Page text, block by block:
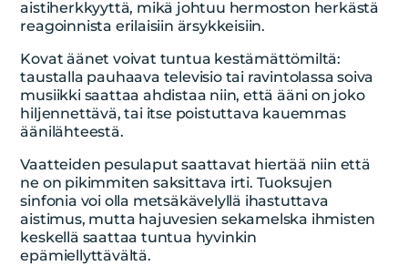
aistiherkkyyttä, mikä johtuu hermoston herkästä
reagoinnista erilaisiin ärsykkeisiin.
Kovat äänet voivat tuntua kestämättömiltä:
taustalla pauhaava televisio tai ravintolassa soiva
musiikki saattaa ahdistaa niin, että ääni on joko
hiljennettävä, tai itse poistuttava kauemmas
äänilähteestä.
Vaatteiden pesulaput saattavat hiertää niin että
ne on pikimmiten saksittava irti. Tuoksujen
sinfonia voi olla metsäkävelyllä ihastuttava
aistimus, mutta hajuvesien sekamelska ihmisten
keskellä saattaa tuntua hyvinkin
epämiellyttävältä.